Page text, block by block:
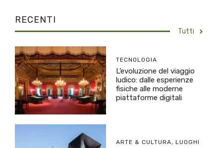
RECENTI
Tutti
TECNOLOGIA
L’evoluzione del viaggio
ludico: dalle esperienze
fisiche alle moderne
piattaforme digitali
ARTE & CULTURA, LUOGHI